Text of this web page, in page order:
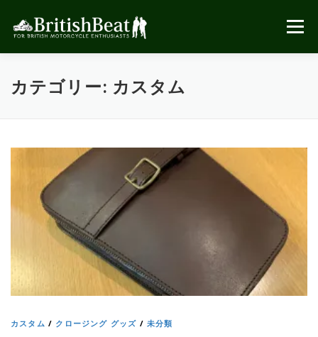
メニュー
カテゴリー: カスタム
カスタム / クロージング グッズ /未分類